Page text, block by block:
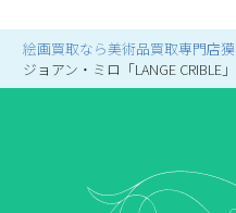
絵画買取なら美術品買取専門店獏
ジョアン・ミロ「LANGE CRIBLE」